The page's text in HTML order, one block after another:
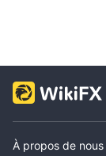
À propos de nous